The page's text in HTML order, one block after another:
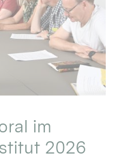
im
2026